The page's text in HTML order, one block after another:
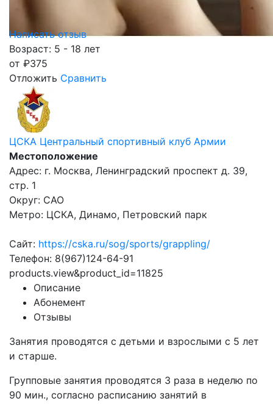
Написать отзыв
Возраст: 5 - 18 лет
от ₽375
Отложить Сравнить
ЦСКА Центральный спортивный клуб Армии
Местоположение
Адрес: г. Москва, Ленинградский проспект д. 39,
стр. 1
Округ: САО
Метро: ЦСКА, Динамо, Петровский парк
Сайт: https://cska.ru/sog/sports/grappling/
Телефон: 8(967)124-64-91
products.view&product_id=11825
Описание
Абонемент
Отзывы
Занятия проводятся с детьми и взрослыми с 5 лет
и старше.
Групповые занятия проводятся 3 раза в неделю по
90 мин., согласно расписанию занятий в